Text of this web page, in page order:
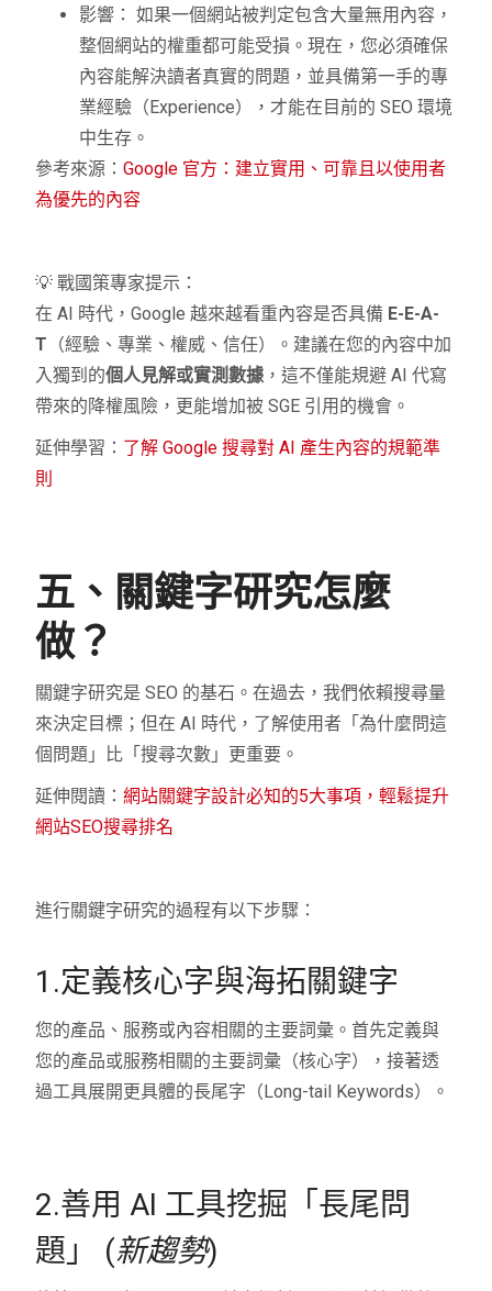
影響： 如果一個網站被判定包含大量無用內容，
整個網站的權重都可能受損。現在，您必須確保
內容能解決讀者真實的問題，並具備第一手的專
業經驗（Experience），才能在目前的 SEO 環境
中生存。
參考來源：Google 官方：建立實用、可靠且以使用者
為優先的內容
💡 戰國策專家提示：
在 AI 時代，Google 越來越看重內容是否具備 E-E-A-
T （經驗、專業、權威、信任）。建議在您的內容中加
入獨到的個人見解或實測數據 ，這不僅能規避 AI 代寫
帶來的降權風險，更能增加被 SGE 引用的機會。
延伸學習： 了解 Google 搜尋對 AI 產生內容的規範準
則
五、關鍵字研究怎麼
做？
關鍵字研究是 SEO 的基石。在過去，我們依賴搜尋量
來決定目標；但在 AI 時代，了解使用者「為什麼問這
個問題」比「搜尋次數」更重要。
延伸閱讀：網站關鍵字設計必知的5大事項，輕鬆提升
網站SEO搜尋排名
進行關鍵字研究的過程有以下步驟：
1.定義核心字與海拓關鍵字
您的產品、服務或內容相關的主要詞彙。首先定義與
您的產品或服務相關的主要詞彙（核心字），接著透
過工具展開更具體的長尾字（Long-tail Keywords）。
2.善用 AI 工具挖掘「長尾問
題」 (新趨勢)